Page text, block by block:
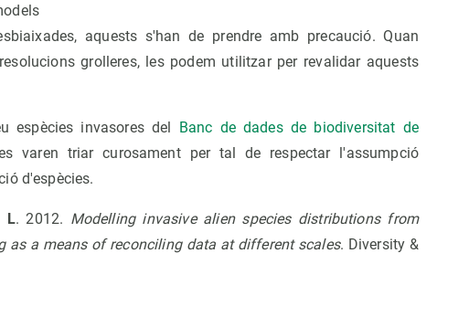
aquests s'han de prendre amb precaució. Quan
grolleres, les podem utilitzar per revalidar aquests
espècies invasores del Banc de dades de biodiversitat de
varen triar curosament per tal de respectar l'assumpció
d'espècies.
L. 2012. Modelling invasive alien species distributions from
as a means of reconciling data at different scales. Diversity &